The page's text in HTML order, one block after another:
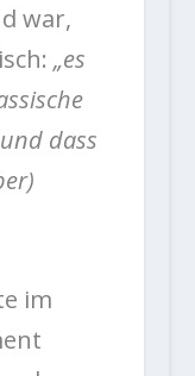
war,
„es
dass
im